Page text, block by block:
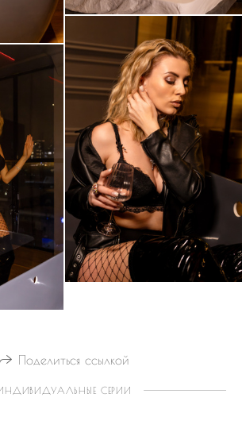
Поделиться ссылкой
СЕРИИ